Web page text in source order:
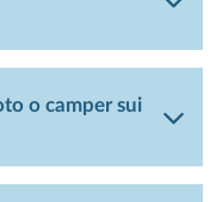
o camper sui